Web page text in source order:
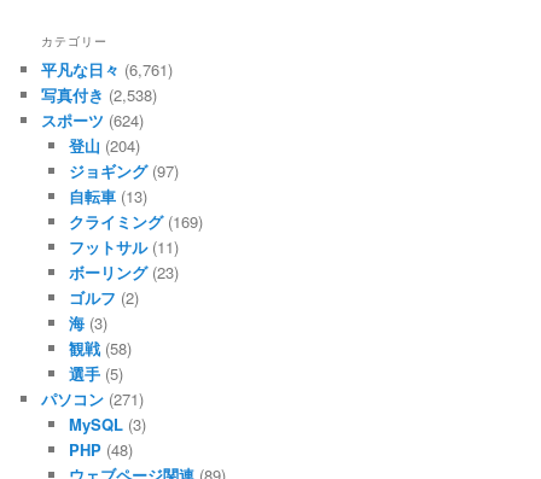
カテゴリー
平凡な日々 (6,761)
写真付き (2,538)
スポーツ (624)
登山 (204)
ジョギング(97)
自転車(13)
クライミング(169)
フットサル(11)
ボーリング(23)
ゴルフ (2)
海(3)
観戦(58)
選手(5)
パソコン (271)
MySQL(3)
PHP(48)